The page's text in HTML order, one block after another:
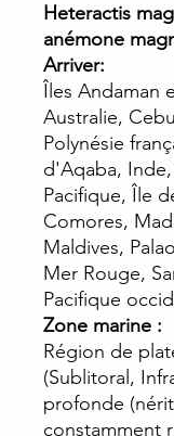
Heteractis
anémone
Arriver:
Îles Andaman
Australie,
Polynésie
d'Aqaba,
Pacifique, Île
Comores,
Maldives,
Mer Rouge,
Pacifique
Zone marine :
Région de
(Sublitoral,
profonde
constamment